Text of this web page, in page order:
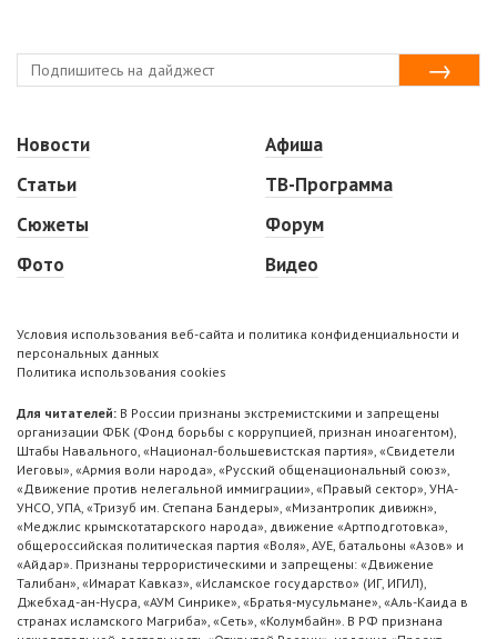
Новости
Статьи
Сюжеты
Фото
Афиша
ТВ-Программа
Форум
Видео
Условия использования веб-сайта и политика конфиденциальности и
персональных данных
Политика использования cookies
Для читателей: В России признаны экстремистскими и запрещены
организации ФБК (Фонд борьбы с коррупцией, признан иноагентом),
Штабы Навального, «Национал-большевистская партия», «Свидетели
Иеговы», «Армия воли народа», «Русский общенациональный союз»,
«Движение против нелегальной иммиграции», «Правый сектор», УНА-
УНСО, УПА, «Тризуб им. Степана Бандеры», «Мизантропик дивижн»,
«Меджлис крымскотатарского народа», движение «Артподготовка»,
общероссийская политическая партия «Воля», АУЕ, батальоны «Азов» и
«Айдар». Признаны террористическими и запрещены: «Движение
Талибан», «Имарат Кавказ», «Исламское государство» (ИГ, ИГИЛ),
Джебхад-ан-Нусра, «АУМ Синрике», «Братья-мусульмане», «Аль-Каида в
странах исламского Магриба», «Сеть», «Колумбайн». В РФ признана